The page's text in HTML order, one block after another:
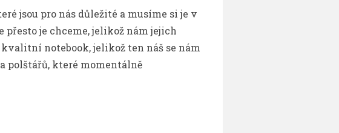
jsou pro nás důležité a musíme si je v
přesto je chceme, jelikož nám jejich
notebook, jelikož ten náš se nám
polštářů, které momentálně